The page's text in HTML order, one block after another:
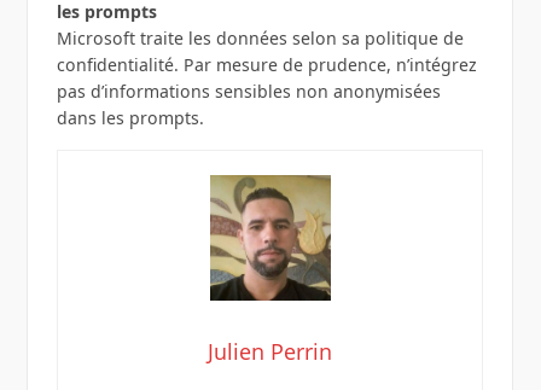
les prompts
Microsoft traite les données selon sa politique de
confidentialité. Par mesure de prudence, n’intégrez
pas d’informations sensibles non anonymisées
dans les prompts.
Julien Perrin